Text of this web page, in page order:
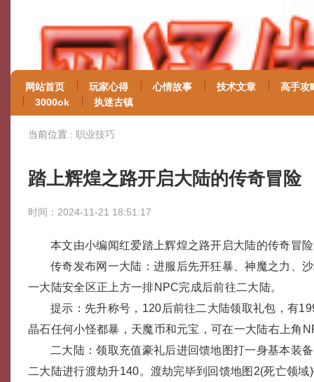
网站首页 玩家心得 心情故事 技术文章
高手攻
3000ok
执迷古镇
当前位置 : 职业技巧
踏上辉煌之路开启大陆的传奇冒险
时间：2024-11-21 18:51:17
本文由小编闻红爱踏上辉煌之路开启大陆的传奇冒险
传奇发布网一大陆：进服后先开狂暴、神魔之力、
一大陆安全区正上方一排NPC完成后前往二大陆。
提示：先升称号，120后前往二大陆领取礼包，有
晶石任何小怪都暴，天魔币和元宝，可在一大陆右上角
二大陆：领取充值豪礼后进回馈地图打一身基本装
二大陆进行渡劫升140。渡劫完毕到回馈地图2(死亡领